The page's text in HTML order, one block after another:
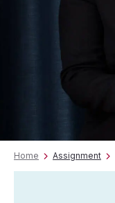
Home Assignment